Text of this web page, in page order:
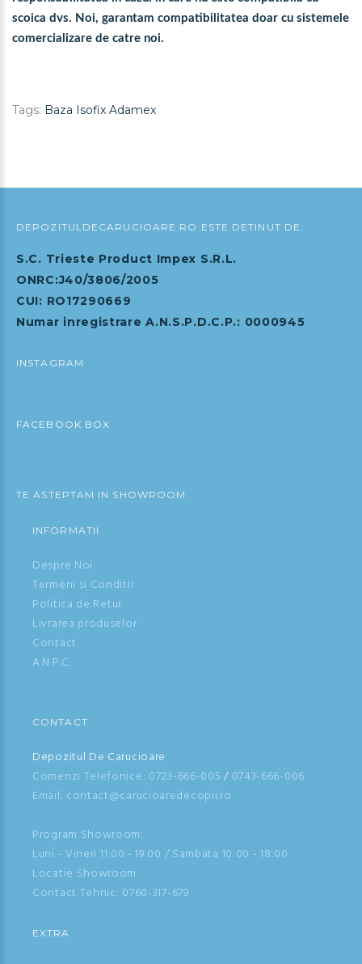
scoica dvs. Noi, garantam compatibilitatea doar cu sistemele
comercializare de catre noi.
Tags: Baza Isofix Adamex
DEPOZITULDECARUCIOARE.RO ESTE DETINUT DE:
S.C. Trieste Product Impex S.R.L.
ONRC:J40/3806/2005
CUI: RO17290669
Numar inregistrare A.N.S.P.D.C.P.: 0000945
INSTAGRAM
FACEBOOK BOX
TE ASTEPTAM IN SHOWROOM
INFORMATII
Despre Noi
Termeni si Conditii
Politica de Retur
Livrarea produselor
Contact
A.N.P.C.
CONTACT
Depozitul De Carucioare
Comenzi Telefonice: 0723-666-005 / 0743-666-006
Email: contact@carucioaredecopii.ro
Program Showroom:
Luni - Vineri 11:00 - 19.00 / Sambata 10:00 - 18:00
Locatie Showroom
Contact Tehnic: 0760-317-679
EXTRA